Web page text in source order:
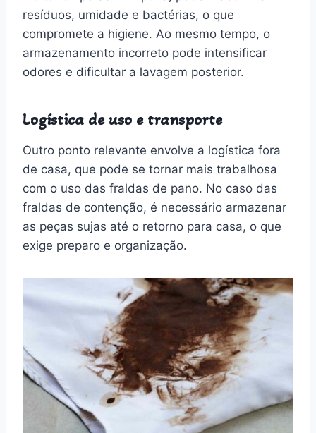
resíduos, umidade e bactérias, o que
compromete a higiene. Ao mesmo tempo, o
armazenamento incorreto pode intensificar
odores e dificultar a lavagem posterior.
Logística de uso e transporte
Outro ponto relevante envolve a logística fora
de casa, que pode se tornar mais trabalhosa
com o uso das fraldas de pano. No caso das
fraldas de contenção, é necessário armazenar
as peças sujas até o retorno para casa, o que
exige preparo e organização.